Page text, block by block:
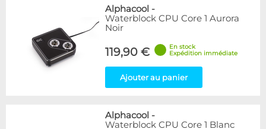
Alphacool -
Waterblock CPU Core 1 Aurora
Noir
119,90 €
En stock
Expédition immédiate
Ajouter au panier
Alphacool -
Waterblock CPU Core 1 Blanc